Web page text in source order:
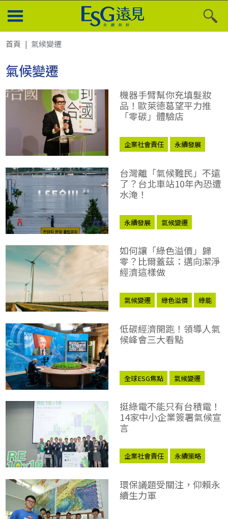
首頁 氣候變遷
氣候變遷
機器手臂幫你充填髮妝
品！歐萊德葛望平力推
「零碳」體驗店
企業社會責任
永續發展
台灣離「氣候難民」不遠
了？台北車站10年內恐遭
水淹！
永續發展 氣候變遷
如何讓「綠色溢價」歸
零？比爾蓋茲：邁向潔淨
經濟這樣做
氣候變遷 綠色溢價
綠能
低碳經濟開跑！領導人氣
候峰會三大看點
全球ESG焦點 氣候變遷
挺綠電不能只有台積電！
14家中小企業簽署氣候宣
言
企業社會責任
永續策略
環保議題受關注，仰賴永
續生力軍